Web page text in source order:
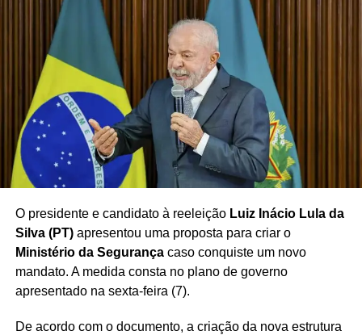
eventual candidatura à reeleição poderá representar a
última participação do presidente em uma disputa
pela Presidência da República , conforme a perspectiva
apresentada no contexto do evento.
O Estádio Municipal 1º de Maio, conhecido pela ligação
histórica com os movimentos trabalhistas do ABC, deverá
servir novamente como cenário para uma importante
manifestação política relacionada à trajetória de Lula.
Redação Saiba+
O presidente e candidato à reeleição Luiz Inácio Lula da
Silva (PT)apresentou uma proposta para criar o
Ministério da Segurançacaso conquiste um novo
mandato. A medida consta no plano de governo
apresentado na sexta-feira (7).
De acordo com o documento, a criação da nova estrutura